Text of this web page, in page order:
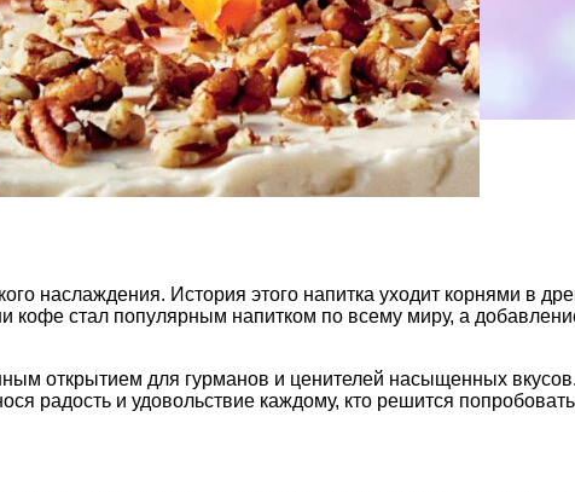
наслаждения. История этого напитка уходит корнями в
стал популярным напитком по всему миру, а
открытием для гурманов и ценителей насыщенных
радость и удовольствие каждому, кто решится